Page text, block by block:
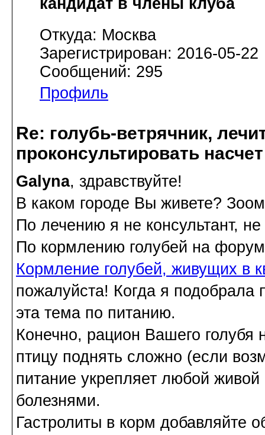
Откуда: Москва
Зарегистрирован: 2016-05-22
Сообщений: 295
Профиль
Re: голубь-ветрячник,
проконсультировать
Galyna, здравствуйте!
В каком городе Вы живете?
По лечению я не консультант,
По кормлению голубей на
Кормление голубей, живущих в
пожалуйста! Когда я подобрала
эта тема по питанию.
Конечно, рацион Вашего голубя
птицу поднять сложно (если
питание укрепляет любой живой
болезнями.
Гастролиты в корм добавляйте